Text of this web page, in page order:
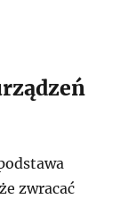
zwracać